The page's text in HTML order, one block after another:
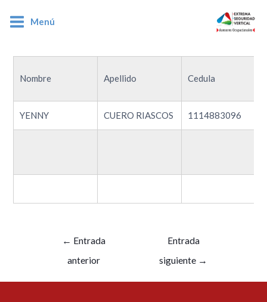
Menú
Nombre Apellido Cedula
YENNY CUERO RIASCOS 1114883096
← Entrada
anterior
Entrada
siguiente →